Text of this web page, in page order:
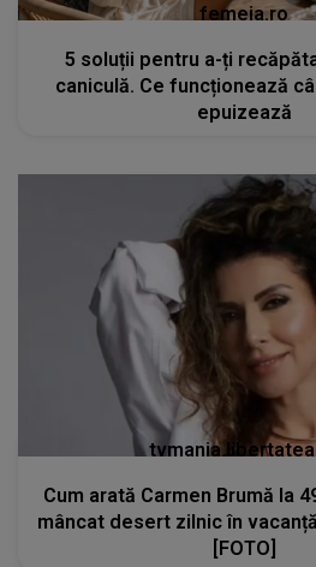
femeia.ro
5 soluții pentru a-ți
caniculă. Ce funcționează
epuizează
Cum arată Carmen Brumă la
mâncat desert zilnic în
[FOTO]